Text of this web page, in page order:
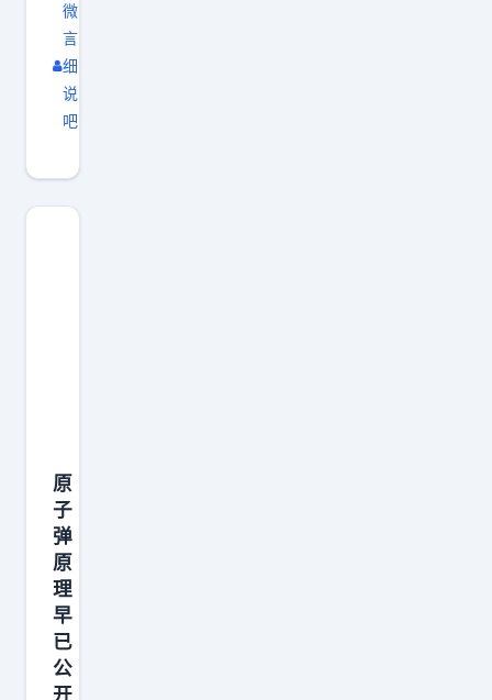
微
言
细
说
吧
原
子
弹
原
理
早
已
公
开